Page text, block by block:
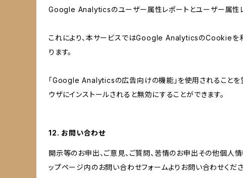
Google Analyticsのユーザー属性レポートとユーザー属性レ
これにより、本サービスではGoogle AnalyticsのCookieを
ります。
「Google Analyticsの広告向けの機能」を使用されることを
ウザにインストールされると無効にすることができます。
12. お問い合わせ
開示等のお申出、ご意見、ご質問、苦情のお申出その他個人
ップページ内のお問い合わせフォームよりお問い合わせくださ